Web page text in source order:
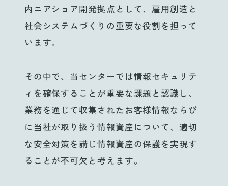
内ニアショア開発拠点として、雇用創造と
社会システムづくりの重要な役割を担って
います。
その中で、当センターでは情報セキュリテ
ィを確保することが重要な課題と認識し、
業務を通じて収集されたお客様情報ならび
に当社が取り扱う情報資産について、適切
な安全対策を講じ情報資産の保護を実現す
ることが不可欠と考えます。